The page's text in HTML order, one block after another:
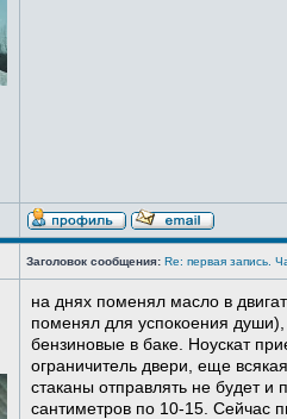
Заголовок сообщения: Re: первая запись.
на днях поменял масло в
поменял для успокоения
бензиновые в баке. Ноускат
ограничитель двери, еще
стаканы отправлять не будет и
сантиметров по 10-15. Сейчас